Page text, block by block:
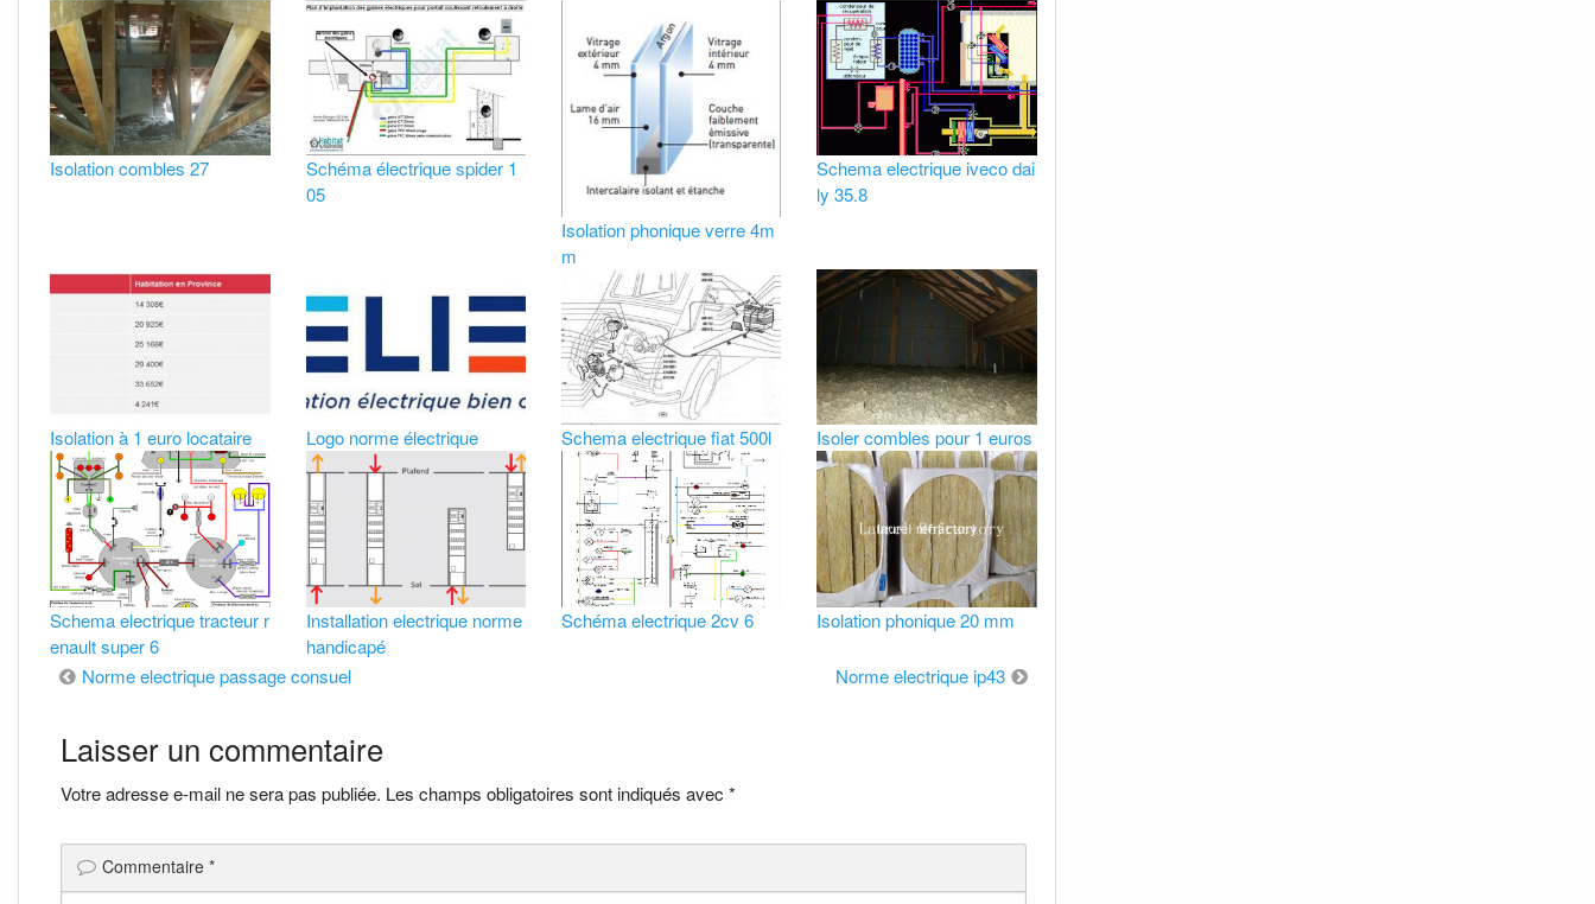
Isolation combles 27
Schéma électrique spider 1
05
Isolation phonique verre 4m
m
Schema electrique iveco dai
ly 35.8
Isolation à 1 euro locataire Logo norme électrique Schema electrique fiat 500l Isoler combles pour 1 euros
Schema electrique tracteur r
enault super 6
Installation electrique norme
handicapé
Schéma electrique 2cv 6 Isolation phonique 20 mm
Navigation
de
l’article
Norme electrique passage consuel Norme electrique ip43
Laisser un commentaire
Votre adresse e-mail ne sera pas publiée. Les champs obligatoires sont indiqués avec *
Commentaire *